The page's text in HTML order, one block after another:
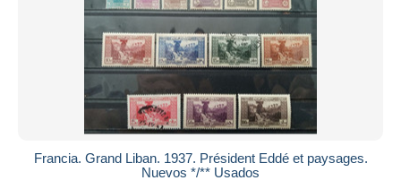
Francia. Grand Liban. 1937. Président Eddé et paysages.
Nuevos */** Usados